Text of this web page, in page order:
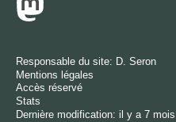
Responsable du site: D. Seron
Mentions légales
Accès réservé
Stats
Dernière modification: il y a 7 mois